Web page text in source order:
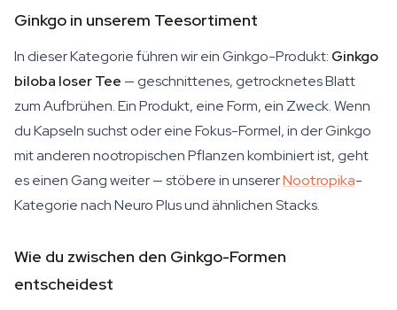
Ginkgo in unserem Teesortiment
In dieser Kategorie führen wir ein Ginkgo-Produkt: Ginkgo
biloba loser Tee — geschnittenes, getrocknetes Blatt
zum Aufbrühen. Ein Produkt, eine Form, ein Zweck. Wenn
du Kapseln suchst oder eine Fokus-Formel, in der Ginkgo
mit anderen nootropischen Pflanzen kombiniert ist, geht
es einen Gang weiter — stöbere in unsererNootropika-
Kategorie nach Neuro Plus und ähnlichen Stacks.
Wie du zwischen den Ginkgo-Formen
entscheidest